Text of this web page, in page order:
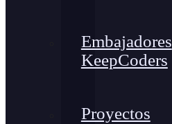
Embajadores
KeepCoders
Proyectos